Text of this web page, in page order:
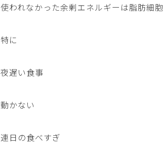
使われなかった余剰エネルギーは脂肪細
特に
夜遅い食事
動かない
連日の食べすぎ